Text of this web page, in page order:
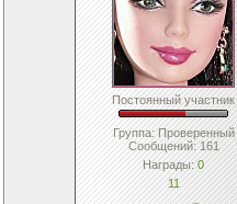
Постоянный участник
Группа: Проверенный
Сообщений:161
Награды:0
11